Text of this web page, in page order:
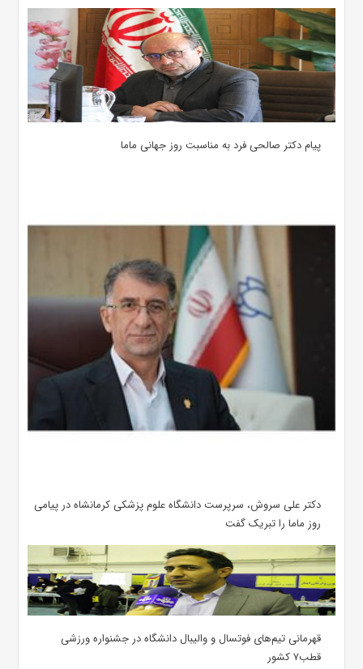
پیام دکتر صالحی فرد به مناسبت روز جهانی ماما
دکتر علی سروش، سرپرست دانشگاه علوم پزشکی کرمانشاه در پیامی
روز ماما را تبریک گفت
قهرمانی تیم‌های فوتسال و والیبال دانشگاه در جشنواره ورزشی
قطب۷ کشور